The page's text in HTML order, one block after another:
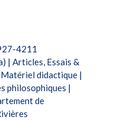
4211
| Articles, Essais &
didactique |
philosophiques |
de